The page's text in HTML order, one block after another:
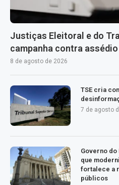
Justiças Eleitoral e do
campanha contra assédio
8 de agosto de 2026
TSE cria
7 de agosto
Governo
que
fortalece a
públicos